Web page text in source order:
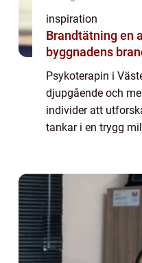
inspiration
Brandtätning en avgörande del av
byggnadens
Psykoterapin i
djupgående och
individer att
tankar i en trygg
relationsproblem....